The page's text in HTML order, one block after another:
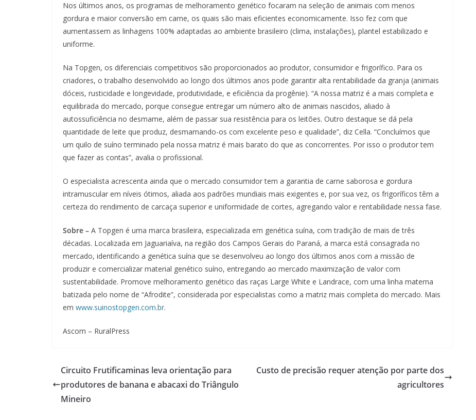
Nos últimos anos, os programas de melhoramento genético focaram na seleção de animais com menos
gordura e maior conversão em carne, os quais são mais eficientes economicamente. Isso fez com que
aumentassem as linhagens 100% adaptadas ao ambiente brasileiro (clima, instalações), plantel estabilizado e
uniforme.
Na Topgen, os diferenciais competitivos são proporcionados ao produtor, consumidor e frigorífico. Para os
criadores, o trabalho desenvolvido ao longo dos últimos anos pode garantir alta rentabilidade da granja (animais
dóceis, rusticidade e longevidade, produtividade, e eficiência da progênie). “A nossa matriz é a mais completa e
equilibrada do mercado, porque consegue entregar um número alto de animais nascidos, aliado à
autossuficiência no desmame, além de passar sua resistência para os leitões. Outro destaque se dá pela
quantidade de leite que produz, desmamando-os com excelente peso e qualidade”, diz Cella. “Concluímos que
um quilo de suíno terminado pela nossa matriz é mais barato do que as concorrentes. Por isso o produtor tem
que fazer as contas”, avalia o profissional.
O especialista acrescenta ainda que o mercado consumidor tem a garantia de carne saborosa e gordura
intramuscular em níveis ótimos, aliada aos padrões mundiais mais exigentes e, por sua vez, os frigoríficos têm a
certeza do rendimento de carcaça superior e uniformidade de cortes, agregando valor e rentabilidade nessa fase.
Sobre – A Topgen é uma marca brasileira, especializada em genética suína, com tradição de mais de três
décadas. Localizada em Jaguariaíva, na região dos Campos Gerais do Paraná, a marca está consagrada no
mercado, identificando a genética suína que se desenvolveu ao longo dos últimos anos com a missão de
produzir e comercializar material genético suíno, entregando ao mercado maximização de valor com
sustentabilidade. Promove melhoramento genético das raças Large White e Landrace, com uma linha materna
batizada pelo nome de “Afrodite”, considerada por especialistas como a matriz mais completa do mercado. Mais
em www.suinostopgen.com.br.
Ascom – RuralPress
Circuito Frutificaminas leva orientação para
produtores de banana e abacaxi do Triângulo
Mineiro
Custo de precisão requer atenção por parte dos
agricultores